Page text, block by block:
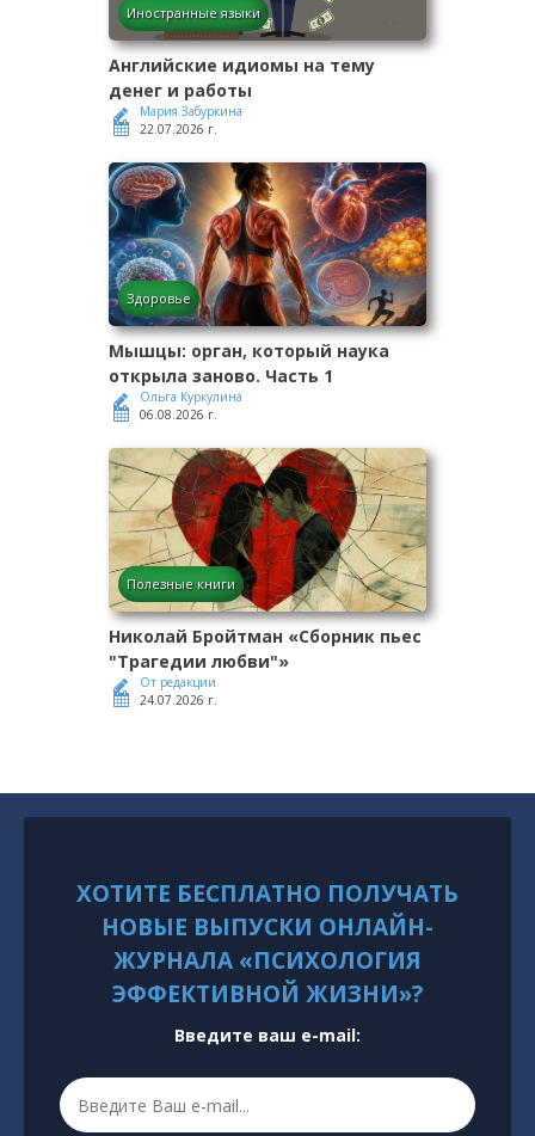
Иностранные языки
Английские идиомы на тему
денег и работы
Мария Забуркина
22.07.2026 г.
Здоровье
Мышцы: орган, который наука
открыла заново. Часть 1
Ольга Куркулина
06.08.2026 г.
Полезные книги
Николай Бройтман «Сборник пьес
"Трагедии любви"»
От редакции
24.07.2026 г.
ХОТИТЕ БЕСПЛАТНО ПОЛУЧАТЬ
НОВЫЕ ВЫПУСКИ ОНЛАЙН-
ЖУРНАЛА «ПСИХОЛОГИЯ
ЭФФЕКТИВНОЙ ЖИЗНИ»?
Введите ваш e-mail: